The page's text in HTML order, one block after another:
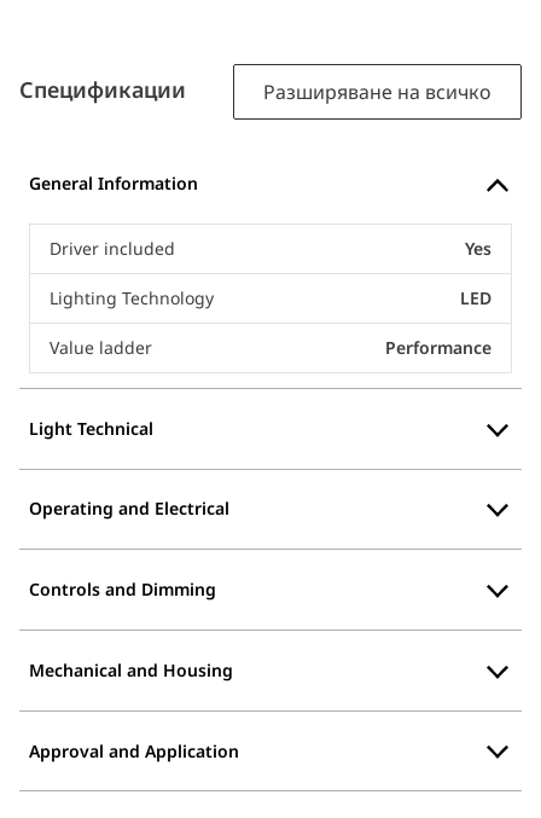
Спецификации Разширяване на всичко
General Information
Driver included Yes
Lighting Technology LED
Value ladder Performance
Light Technical
Operating and Electrical
Controls and Dimming
Mechanical and Housing
Approval and Application